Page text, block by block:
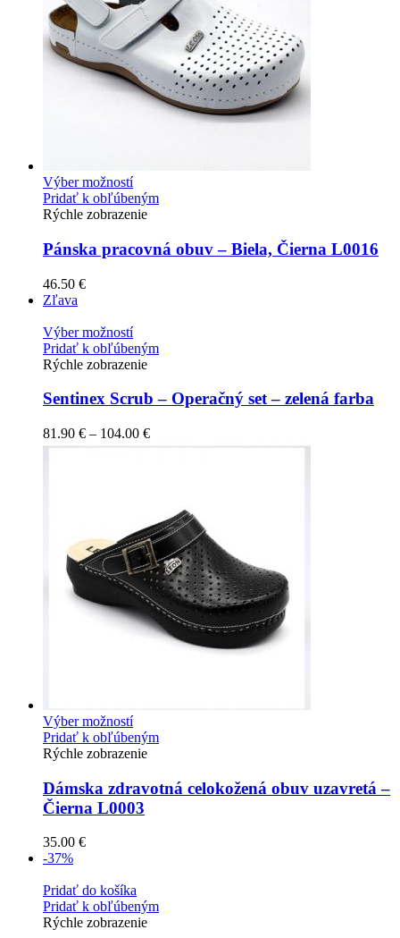
Výber možností
Pridať k obľúbeným
Rýchle zobrazenie
Pánska pracovná obuv – Biela, Čierna L0016
46.50 €
Zľava
Výber možností
Pridať k obľúbeným
Rýchle zobrazenie
Sentinex Scrub – Operačný set – zelená farba
81.90 € – 104.00 €
Výber možností
Pridať k obľúbeným
Rýchle zobrazenie
Dámska zdravotná celokožená obuv uzavretá –
Čierna L0003
35.00 €
-37%
Pridať do košíka
Pridať k obľúbeným
Rýchle zobrazenie